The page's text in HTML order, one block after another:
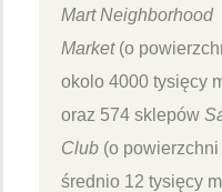
Mart Neighborhood
Market (o
okolo 4000 tysięcy
oraz 574 sklepów
Club (o powierzchni
średnio 12 tysięcy